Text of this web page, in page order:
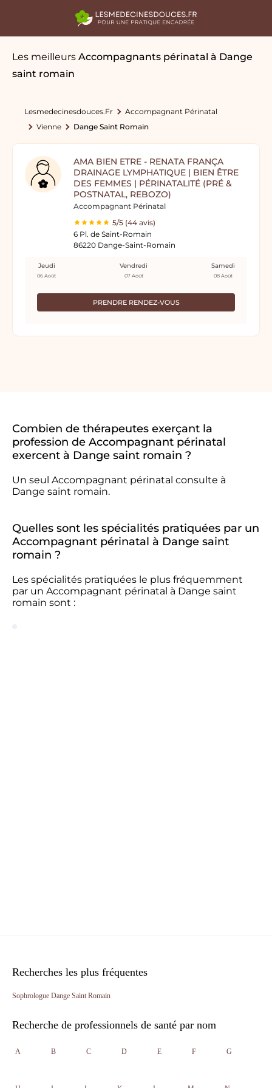
Les meilleurs Accompagnants périnatal à Dange
saint romain
Lesmedecinesdouces.fr
Accompagnant Périnatal
Vienne
Dange Saint Romain
AMA BIEN ETRE - RENATA FRANÇA
DRAINAGE LYMPHATIQUE | BIEN ÊTRE
DES FEMMES | PÉRINATALITÉ (PRÉ &
POSTNATAL, REBOZO)
Accompagnant Périnatal
5/5 (44 avis)
6 Pl. de Saint-Romain
86220 Dange-Saint-Romain
PRENDRE RENDEZ-VOUS
Jeudi
06 Août
Vendredi
07 Août
Samedi
08 Août
Combien de thérapeutes exerçant la
profession de Accompagnant périnatal
exercent à Dange saint romain ?
Un seul Accompagnant périnatal consulte à
Dange saint romain.
Quelles sont les spécialités pratiquées par un
Accompagnant périnatal à Dange saint
romain ?
Les spécialités pratiquées le plus fréquemment
par un Accompagnant périnatal à Dange saint
romain sont :
Recherches les plus fréquentes
Sophrologue Dange Saint Romain
Recherche de professionnels de santé par nom
A B C D E F G